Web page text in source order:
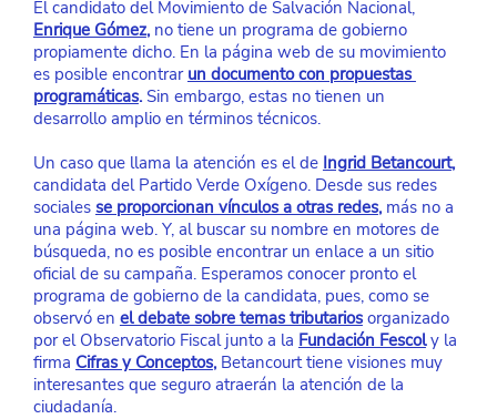
El candidato del Movimiento de Salvación Nacional,
Enrique Gómez, no tiene un programa de gobierno
propiamente dicho. En la página web de su movimiento
es posible encontrar un documento con propuestas
programáticas. Sin embargo, estas no tienen un
desarrollo amplio en términos técnicos.
Un caso que llama la atención es el de Ingrid Betancourt,
candidata del Partido Verde Oxígeno. Desde sus redes
sociales se proporcionan vínculos a otras redes, más no a
una página web. Y, al buscar su nombre en motores de
búsqueda, no es posible encontrar un enlace a un sitio
oficial de su campaña. Esperamos conocer pronto el
programa de gobierno de la candidata, pues, como se
observó en el debate sobre temas tributarios organizado
por el Observatorio Fiscal junto a la Fundación Fescol y la
firma Cifras y Conceptos, Betancourt tiene visiones muy
interesantes que seguro atraerán la atención de la
ciudadanía.